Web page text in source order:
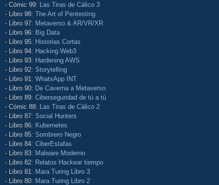
- Cómic 99: Las Tiras de Cálico 3
- Libro 98: The Art of Pentesting
- Libro 97: Metaverso & AR/VR/XR
- Libro 96: Big Data
- Libro 95: Historias Cortas
- Libro 94: Hacking Web3
- Libro 93: Hardening AWS
- Libro 92: Storytelling
- Libro 91: WhatsApp INT
- Libro 90: De Caverna a Metaverso
- Libro 89: Ciberseguridad de tú a tú
- Cómic 88: Las Tiras de Cálico 2
- Libro 87: Social Hunters
- Libro 86: Kubernetes
- Libro 85: Sombrero Negro
- Libro 84: CiberEstafas
- Libro 83: Malware Moderno
- Libro 82: Relatos Hackear tiempo
- Libro 81: Mara Turing Libro 3
- Libro 80: Mara Turing Libro 2